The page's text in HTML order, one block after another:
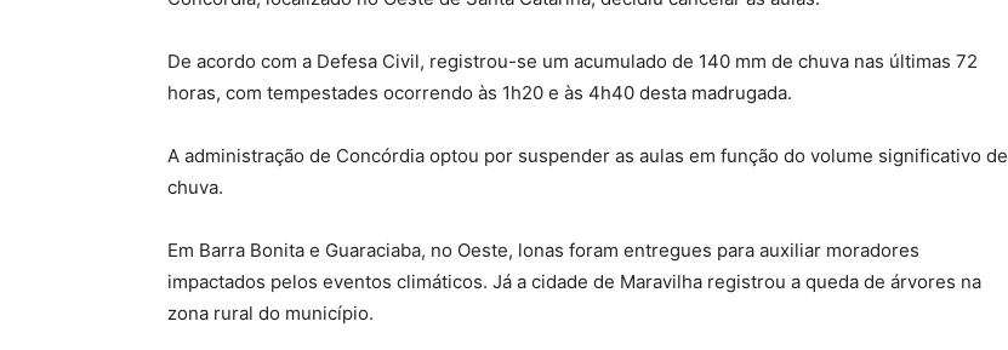
De acordo com a Defesa Civil, registrou-se um acumulado de 140 mm de chuva nas últimas 72
horas, com tempestades ocorrendo às 1h20 e às 4h40 desta madrugada.
A administração de Concórdia optou por suspender as aulas em função do volume significativo de
chuva.
Em Barra Bonita e Guaraciaba, no Oeste, lonas foram entregues para auxiliar moradores
impactados pelos eventos climáticos. Já a cidade de Maravilha registrou a queda de árvores na
zona rural do município.